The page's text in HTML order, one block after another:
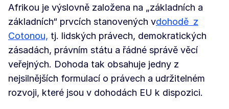
Afrikou je výslovně založena na „základních a
základních“ prvcích stanovených vdohodě z
Cotonou, tj. lidských právech, demokratických
zásadách, právním státu a řádné správě věcí
veřejných. Dohoda tak obsahuje jedny z
nejsilnějších formulací o právech a udržitelném
rozvoji, které jsou v dohodách EU k dispozici.